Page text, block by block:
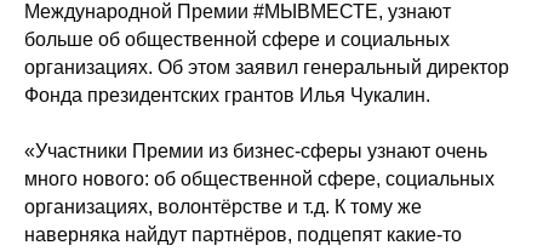
Международной Премии #МЫВМЕСТЕ, узнают
больше об общественной сфере и социальных
организациях. Об этом заявил генеральный директор
Фонда президентских грантов Илья Чукалин.
«Участники Премии из бизнес-сферы узнают очень
много нового: об общественной сфере, социальных
организациях, волонтёрстве и т.д. К тому же
наверняка найдут партнёров, подцепят какие-то